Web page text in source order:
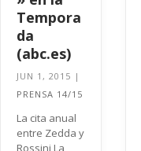
Tempora
da
(abc.es)
JUN 1, 2015 |
PRENSA 14/15
La cita anual
entre Zedda y
Rossini La